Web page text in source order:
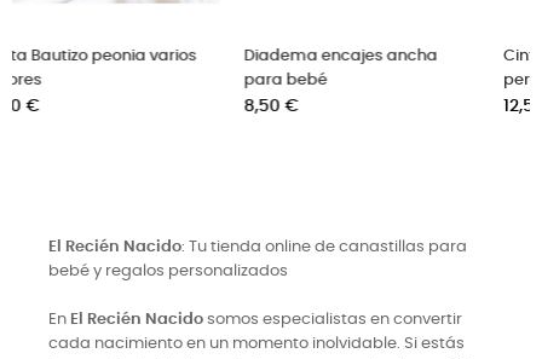
Diadema encajes ancha
Cinta para bebé corona con
perlitas
El Recién Nacido: Tu tienda online de canastillas para
bebé y regalos personalizados
En El Recién Nacido somos especialistas en convertir
cada nacimiento en un momento inolvidable. Si estás